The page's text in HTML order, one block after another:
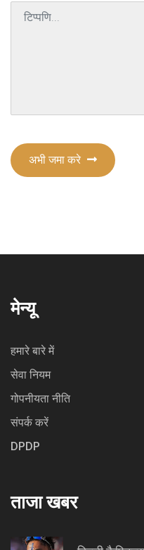
अभी जमा करे
मेन्यू
हमारे बारे में
सेवा नियम
गोपनीयता नीति
संपर्क करें
DPDP
ताजा खबर